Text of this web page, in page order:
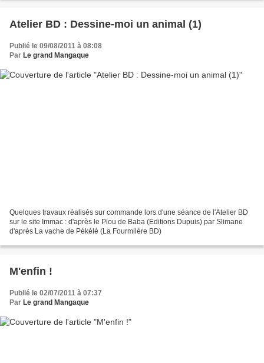
Atelier BD : Dessine-moi un animal (1)
Publié le 09/08/2011 à 08:08
Par Le grand Mangaque
Quelques travaux réalisés sur commande lors d'une séance de l'Atelier BD
sur le site Immac : d'après le Piou de Baba (Editions Dupuis) par Slimane
d'après La vache de Pékélé (La Fourmilère BD)
M'enfin !
Publié le 02/07/2011 à 07:37
Par Le grand Mangaque